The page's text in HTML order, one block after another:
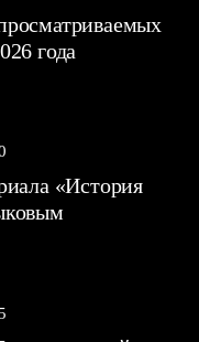
года
«История